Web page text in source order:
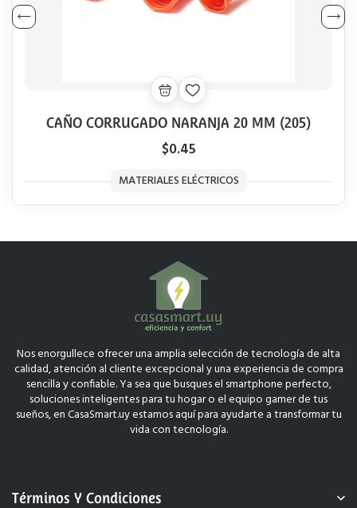
CAÑO CORRUGADO NARANJA 20 MM (205)
$0.45
MATERIALES ELÉCTRICOS
Nos enorgullece ofrecer una amplia selección de tecnología de alta
calidad, atención al cliente excepcional y una experiencia de compra
sencilla y confiable. Ya sea que busques el smartphone perfecto,
soluciones inteligentes para tu hogar o el equipo gamer de tus
sueños, en CasaSmart.uy estamos aquí para ayudarte a transformar tu
vida con tecnología.
Términos Y Condiciones